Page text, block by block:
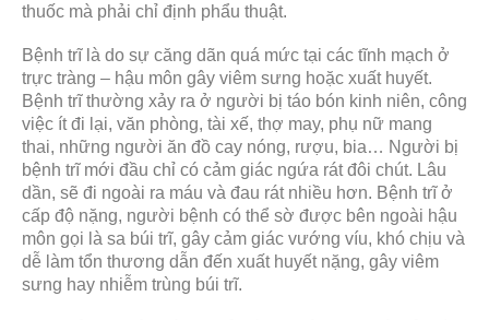
thuốc mà phải chỉ định phẩu thuật.
Bệnh trĩ là do sự căng dãn quá mức tại các tĩnh mạch ở
trực tràng – hậu môn gây viêm sưng hoặc xuất huyết.
Bệnh trĩ thường xảy ra ở người bị táo bón kinh niên, công
việc ít đi lại, văn phòng, tài xế, thợ may, phụ nữ mang
thai, những người ăn đồ cay nóng, rượu, bia… Người bị
bệnh trĩ mới đầu chỉ có cảm giác ngứa rát đôi chút. Lâu
dần, sẽ đi ngoài ra máu và đau rát nhiều hơn. Bệnh trĩ ở
cấp độ nặng, người bệnh có thể sờ được bên ngoài hậu
môn gọi là sa búi trĩ, gây cảm giác vướng víu, khó chịu và
dễ làm tổn thương dẫn đến xuất huyết nặng, gây viêm
sưng hay nhiễm trùng búi trĩ.